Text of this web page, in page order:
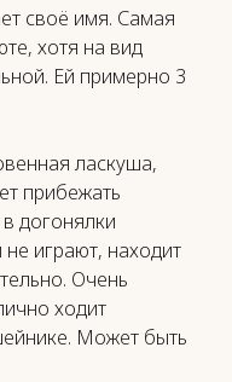
своё имя. Самая
хотя на вид
Ей примерно 3
ласкуша,
прибежать
догонялки
играют, находит
Очень
ходит
Может быть